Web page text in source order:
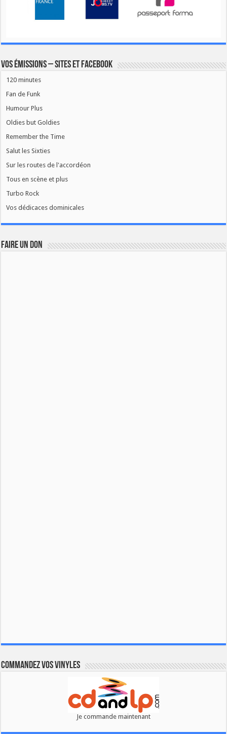
Vos émissions – Sites et Facebook
120 minutes
Fan de Funk
Humour Plus
Oldies but Goldies
Remember the Time
Salut les Sixties
Sur les routes de l'accordéon
Tous en scène et plus
Turbo Rock
Vos dédicaces dominicales
FAIRE UN DON
Commandez vos vinyles
Je commande maintenant